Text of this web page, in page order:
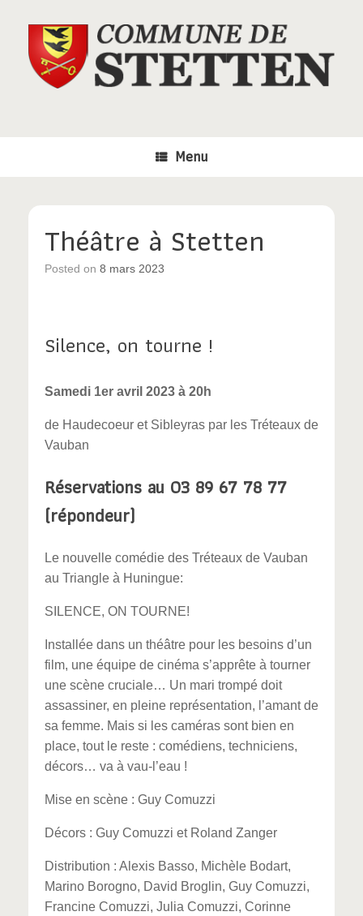
Menu
Théâtre à Stetten
Posted on 8 mars 2023
Silence, on tourne !
Samedi 1er avril 2023 à 20h
de Haudecoeur et Sibleyras par les Tréteaux de
Vauban
Réservations au 03 89 67 78 77
(répondeur)
Le nouvelle comédie des Tréteaux de Vauban
au Triangle à Huningue:
SILENCE, ON TOURNE!
Installée dans un théâtre pour les besoins d’un
film, une équipe de cinéma s’apprête à tourner
une scène cruciale… Un mari trompé doit
assassiner, en pleine représentation, l’amant de
sa femme. Mais si les caméras sont bien en
place, tout le reste : comédiens, techniciens,
décors… va à vau-l’eau !
Mise en scène : Guy Comuzzi
Décors : Guy Comuzzi et Roland Zanger
Distribution : Alexis Basso, Michèle Bodart,
Marino Borogno, David Broglin, Guy Comuzzi,
Francine Comuzzi, Julia Comuzzi, Corinne